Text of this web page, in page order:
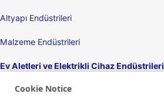
Altyapı Endüstrileri
Malzeme Endüstrileri
Ev Aletleri ve Elektrikli Cihaz Endüstrileri
Ekranlar
Cookie Notice